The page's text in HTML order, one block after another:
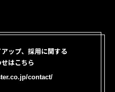
ップ、採用に関する
はこちら
contact/